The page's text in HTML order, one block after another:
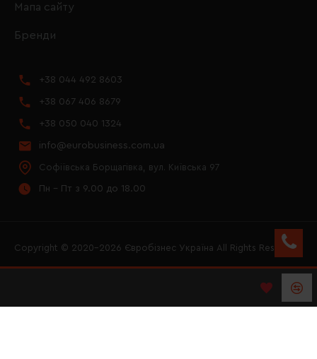
Мапа сайту
Бренди
+38 044 492 8603
+38 067 406 8679
+38 050 040 1324
info@eurobusiness.com.ua
Софіївська Борщагівка, вул. Київська 97
Пн - Пт з 9.00 до 18.00
Copyright © 2020–2026 Євробізнес Україна All Rights Reserved
LOGO ЄВРОБІЗНЕС